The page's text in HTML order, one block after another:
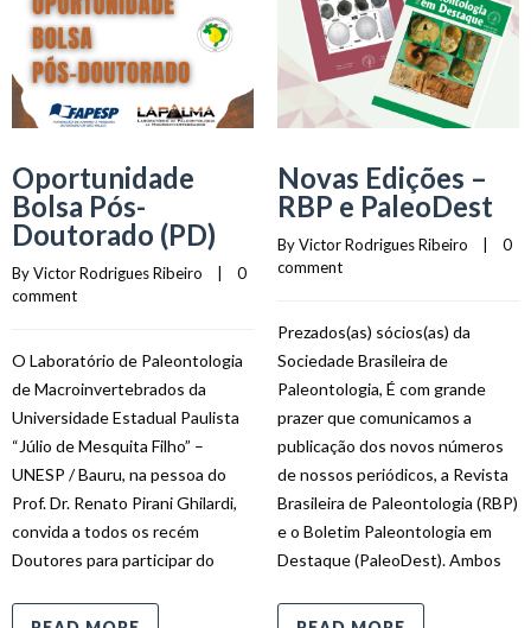
Oportunidade
Bolsa Pós-
Doutorado (PD)
By Victor Rodrigues Ribeiro
0
comment
O Laboratório de Paleontologia
de Macroinvertebrados da
Universidade Estadual Paulista
“Júlio de Mesquita Filho” –
UNESP / Bauru, na pessoa do
Prof. Dr. Renato Pirani Ghilardi,
convida a todos os recém
Doutores para participar do
Novas Edições –
RBP e PaleoDest
By Victor Rodrigues Ribeiro
0
comment
Prezados(as) sócios(as) da
Sociedade Brasileira de
Paleontologia, É com grande
prazer que comunicamos a
publicação dos novos números
de nossos periódicos, a Revista
Brasileira de Paleontologia (RBP)
e o Boletim Paleontologia em
Destaque (PaleoDest). Ambos